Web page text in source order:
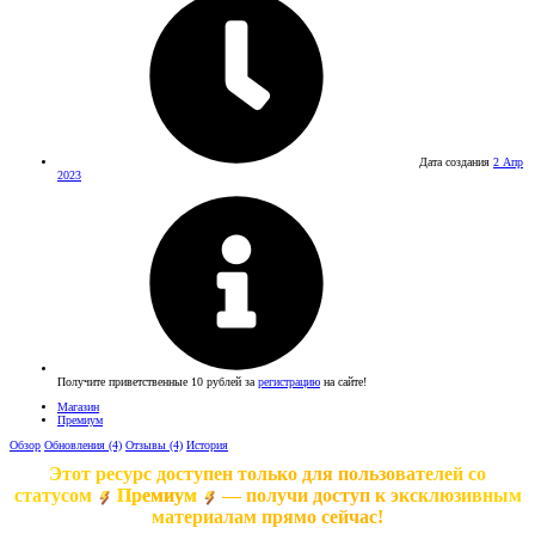
Дата создания 2 Апр
2023
Получите приветственные 10 рублей за регистрацию на сайте!
Магазин
Премиум
Обзор Обновления (4) Отзывы (4) История
Этот ресурс доступен только для пользователей со
статусом
Премиум
— получи доступ к эксклюзивным
материалам прямо сейчас!